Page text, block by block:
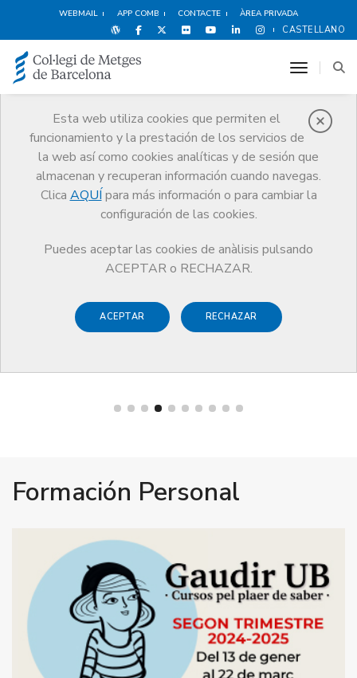
WEBMAIL APP COMB CONTACTE ÀREA PRIVADA
CASTELLANO
Esta web utiliza cookies que permiten el
funcionamiento y la prestación de los servicios de
la web así como cookies analíticas y de sesión que
almacenan y recuperan información cuando navegas.
Clica AQUÍ para más información o para cambiar la
configuración de las cookies.
Puedes aceptar las cookies de anàlisis pulsando
ACEPTAR o RECHAZAR.
ACEPTAR RECHAZAR
toggle
Avantatges i
descomptes
Serveis Altres serveis
Avantatges i descomptes
Formación Personal
Formación Personal